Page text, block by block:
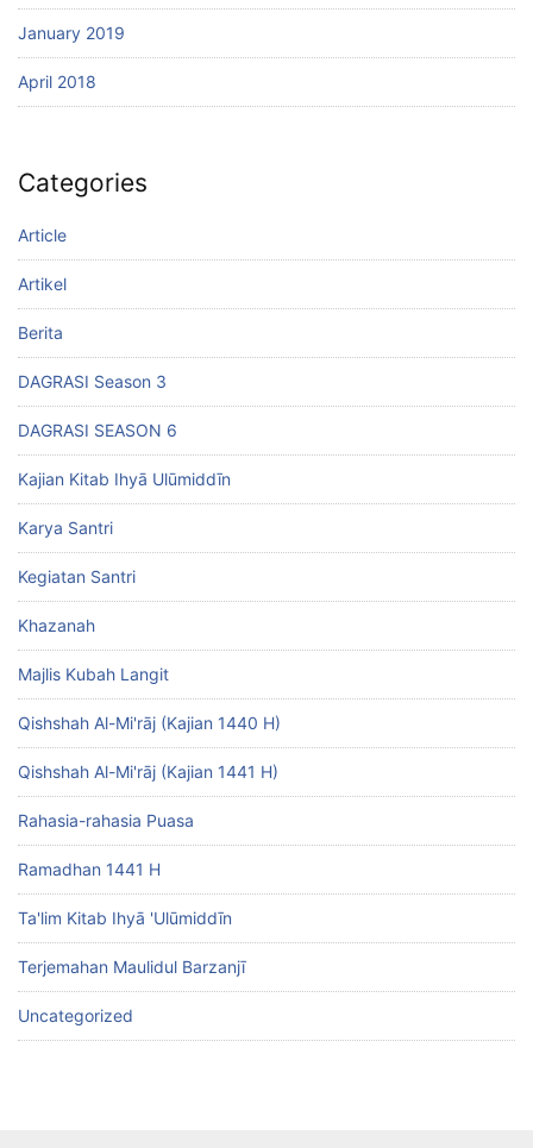
January 2019
April 2018
Categories
Article
Artikel
Berita
DAGRASI Season 3
DAGRASI SEASON 6
Kajian Kitab Ihyā Ulūmiddīn
Karya Santri
Kegiatan Santri
Khazanah
Majlis Kubah Langit
Qishshah Al-Mi'rāj (Kajian 1440 H)
Qishshah Al-Mi'rāj (Kajian 1441 H)
Rahasia-rahasia Puasa
Ramadhan 1441 H
Ta'lim Kitab Ihyā 'Ulūmiddīn
Terjemahan Maulidul Barzanjī
Uncategorized